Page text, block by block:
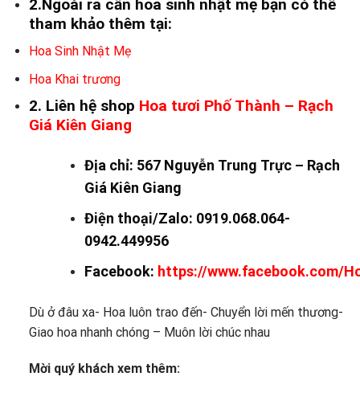
2.Ngoài ra cần hoa sinh nhật mẹ bạn có thể
tham khảo thêm tại:
Hoa Sinh Nhật Mẹ
Hoa Khai trương
2. Liên hệ shop Hoa tươi Phố Thành – Rạch
Giá Kiên Giang
Địa chỉ: 567 Nguyễn Trung Trực – Rạch
Giá Kiên Giang
Điện thoại/Zalo: 0919.068.064-
0942.449956
Facebook: https://www.facebook.com/
Dù ở đâu xa- Hoa luôn trao đến- Chuyển lời mến thương-
Giao hoa nhanh chóng – Muôn lời chúc nhau
Mời quý khách xem thêm: